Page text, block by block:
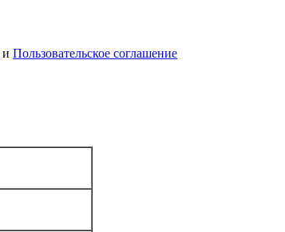
и Пользовательское соглашение